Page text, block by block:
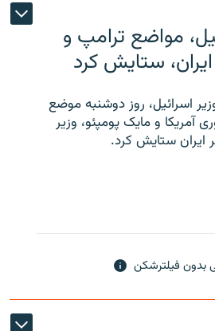
مواضع ترامپ و
ایران، ستایش کرد
اسرائیل، روز دوشنبه موضع
آمریکا و مایک پومپئو، وزیر
ایران ستایش کرد.
بدون فیلترشکن